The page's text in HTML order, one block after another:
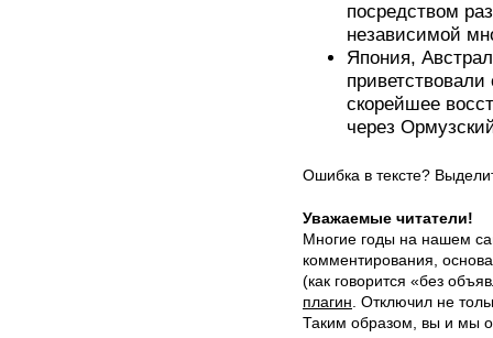
посредством
независимой
Япония,
скорейшее
через
Ошибка в тексте?
Уважаемые читатели!
Многие годы на нашем
комментирования,
(как говорится «без
плагин . Отключил не
Таким образом, вы и мы